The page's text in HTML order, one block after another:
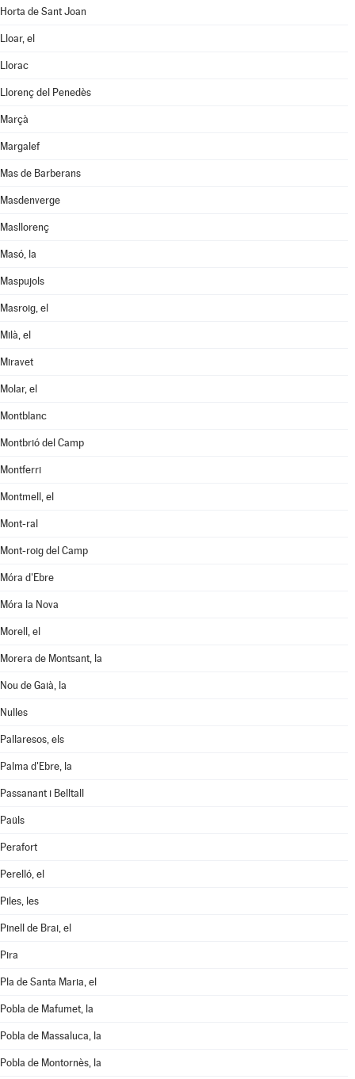
Horta de Sant Joan
Lloar, el
Llorac
Llorenç del Penedès
Marçà
Margalef
Mas de Barberans
Masdenverge
Masllorenç
Masó, la
Maspujols
Masroig, el
Milà, el
Miravet
Molar, el
Montblanc
Montbrió del Camp
Montferri
Montmell, el
Mont-ral
Mont-roig del Camp
Móra d'Ebre
Móra la Nova
Morell, el
Morera de Montsant, la
Nou de Gaià, la
Nulles
Pallaresos, els
Palma d'Ebre, la
Passanant i Belltall
Paüls
Perafort
Perelló, el
Piles, les
Pinell de Brai, el
Pira
Pla de Santa Maria, el
Pobla de Mafumet, la
Pobla de Massaluca, la
Pobla de Montornès, la